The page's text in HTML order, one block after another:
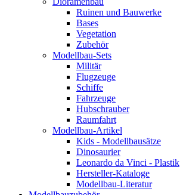
Ruinen und Bauwerke
Bases
Vegetation
Zubehör
Modellbau-Sets
Militär
Flugzeuge
Schiffe
Fahrzeuge
Hubschrauber
Raumfahrt
Modellbau-Artikel
Kids - Modellbausätze
Dinosaurier
Leonardo da Vinci - Plastik
Hersteller-Kataloge
Modellbau-Literatur